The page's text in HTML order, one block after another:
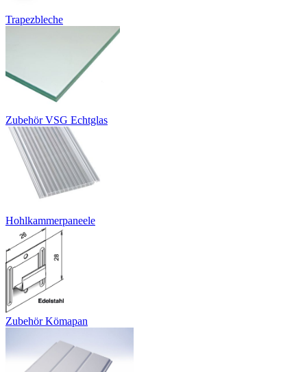
Trapezbleche
Zubehör VSG Echtglas
Hohlkammerpaneele
Zubehör Kömapan